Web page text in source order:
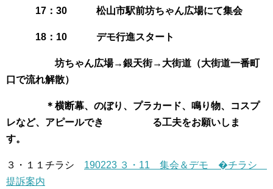
17：30 松山市駅前坊ちゃん広場にて集会
18：10 デモ行進スタート
坊ちゃん広場→銀天街→大街道（大街道一番町
口で流れ解散）
＊横断幕、のぼり、プラカード、鳴り物、コスプ
レなど、アピールでき る工夫をお願いしま
す。
３・１１チラシ 190223 ３・11 集会＆デモ �チラシ
提訴案内